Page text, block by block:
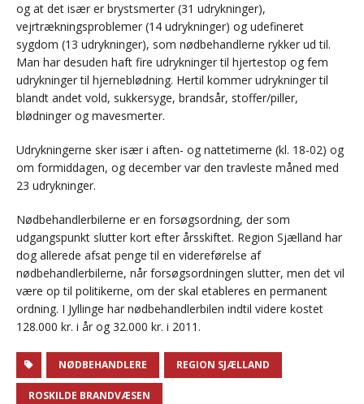
og at det især er brystsmerter (31 udrykninger),
vejrtrækningsproblemer (14 udrykninger) og udefineret
sygdom (13 udrykninger), som nødbehandlerne rykker ud til.
Man har desuden haft fire udrykninger til hjertestop og fem
udrykninger til hjerneblødning. Hertil kommer udrykninger til
blandt andet vold, sukkersyge, brandsår, stoffer/piller,
blødninger og mavesmerter.
Udrykningerne sker især i aften- og nattetimerne (kl. 18-02) og
om formiddagen, og december var den travleste måned med
23 udrykninger.
Nødbehandlerbilerne er en forsøgsordning, der som
udgangspunkt slutter kort efter årsskiftet. Region Sjælland har
dog allerede afsat penge til en videreførelse af
nødbehandlerbilerne, når forsøgsordningen slutter, men det vil
være op til politikerne, om der skal etableres en permanent
ordning. I Jyllinge har nødbehandlerbilen indtil videre kostet
128.000 kr. i år og 32.000 kr. i 2011.
NØDBEHANDLERE REGION SJÆLLAND
ROSKILDE BRANDVÆSEN